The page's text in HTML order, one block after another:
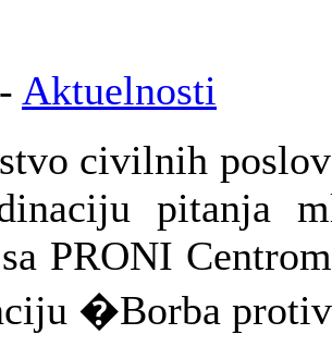
- Aktuelnosti
civilnih
pitanja
PRONI
�Borba